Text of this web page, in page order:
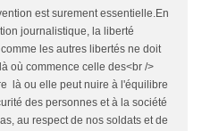
est surement essentielle.En
journalistique, la liberté
les autres libertés ne doit
où commence celle des<br />
là ou elle peut nuire à l'équilibre
des personnes et à la société
au respect de nos soldats et de